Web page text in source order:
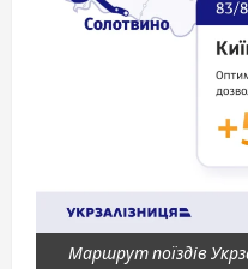
Маршрут поїздів